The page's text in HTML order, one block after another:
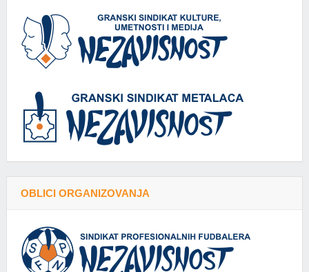
OBLICI ORGANIZOVANJA